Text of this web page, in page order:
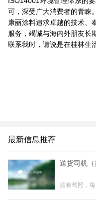
可，深受广大消费者的青睐。
康丽涂料追求卓越的技术、
服务，竭诚与海内外朋友长
联系我时，请说是在桂林生
最新信息推荐
送货司机
须有驾照，